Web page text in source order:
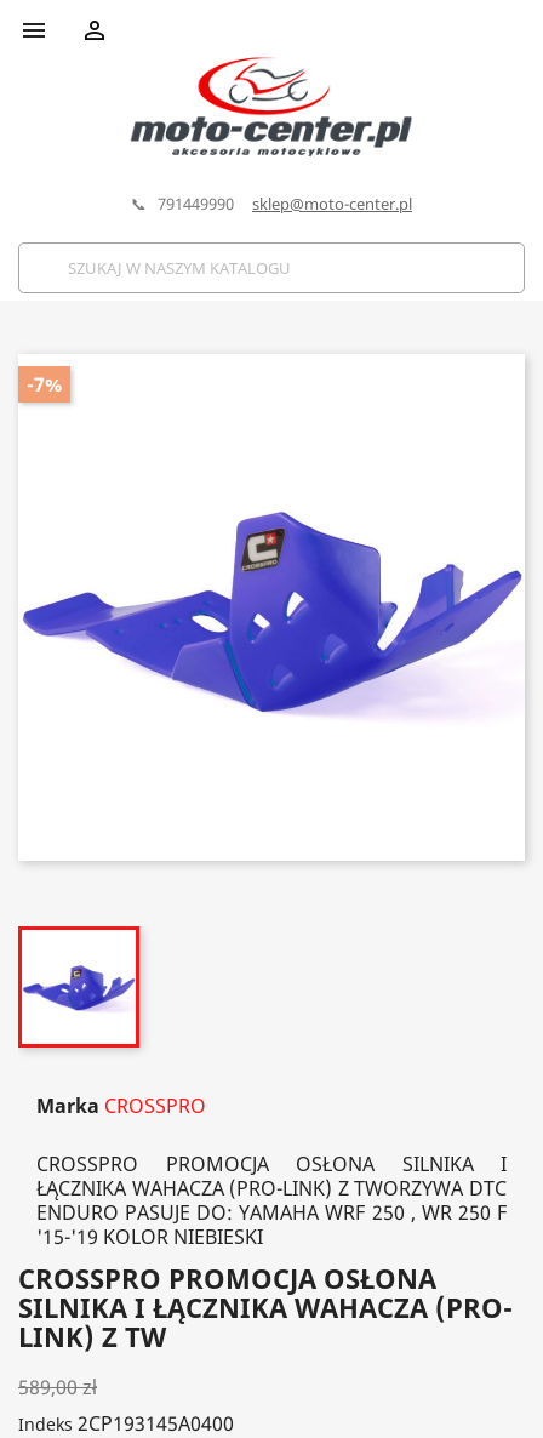
 
📞 791449990 sklep@moto-center.pl
-7%
Marka CROSSPRO
CROSSPRO PROMOCJA OSŁONA SILNIKA I
ŁĄCZNIKA WAHACZA (PRO-LINK) Z TWORZYWA DTC
ENDURO PASUJE DO: YAMAHA WRF 250 , WR 250 F
'15-'19 KOLOR NIEBIESKI
CROSSPRO PROMOCJA OSŁONA
SILNIKA I ŁĄCZNIKA WAHACZA (PRO-
LINK) Z TW
589,00 zł
Indeks 2CP193145A0400